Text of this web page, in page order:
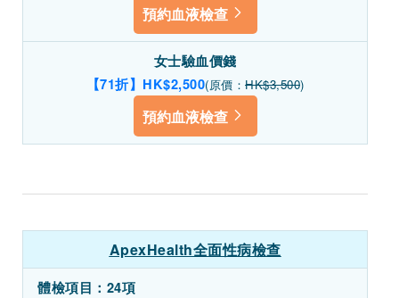
預約血液檢查
女士驗血價錢
【71折】HK$2,500(原價： HK$3,500)
預約血液檢查
ApexHealth全面性病檢查
體檢項目：24項